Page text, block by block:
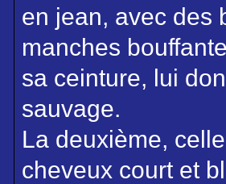
en jean, avec des
manches
sa ceinture, lui
sauvage.
La deuxième,
cheveux court et